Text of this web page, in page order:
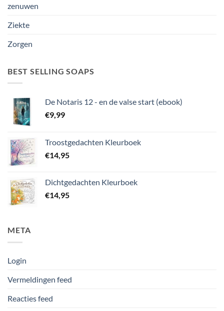
zenuwen
Ziekte
Zorgen
BEST SELLING SOAPS
De Notaris 12 - en de valse start (ebook)
€9,99
Troostgedachten Kleurboek
€14,95
Dichtgedachten Kleurboek
€14,95
META
Login
Vermeldingen feed
Reacties feed